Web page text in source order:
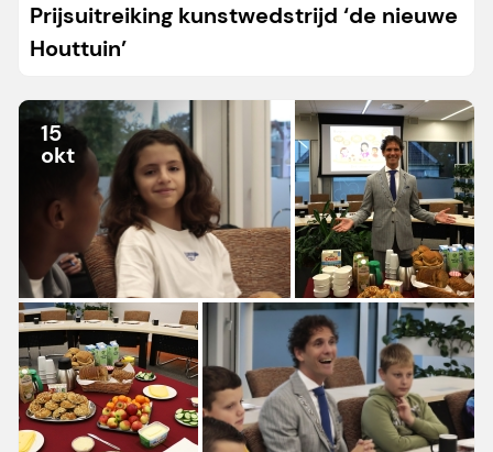
Prijsuitreiking kunstwedstrijd ‘de nieuwe
Houttuin’
15
okt